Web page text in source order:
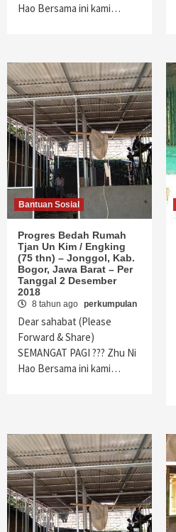
Hao Bersama ini kami…
Bantuan Sosial
Progres Bedah Rumah
Tjan Un Kim / Engking
(75 thn) – Jonggol, Kab.
Bogor, Jawa Barat – Per
Tanggal 2 Desember
2018
8 tahun ago perkumpulan
Dear sahabat (Please
Forward & Share)
SEMANGAT PAGI ??? Zhu Ni
Hao Bersama ini kami…